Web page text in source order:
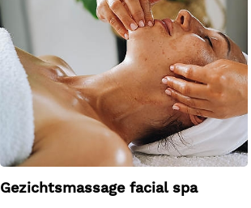
Gezichtsmassage facial spa